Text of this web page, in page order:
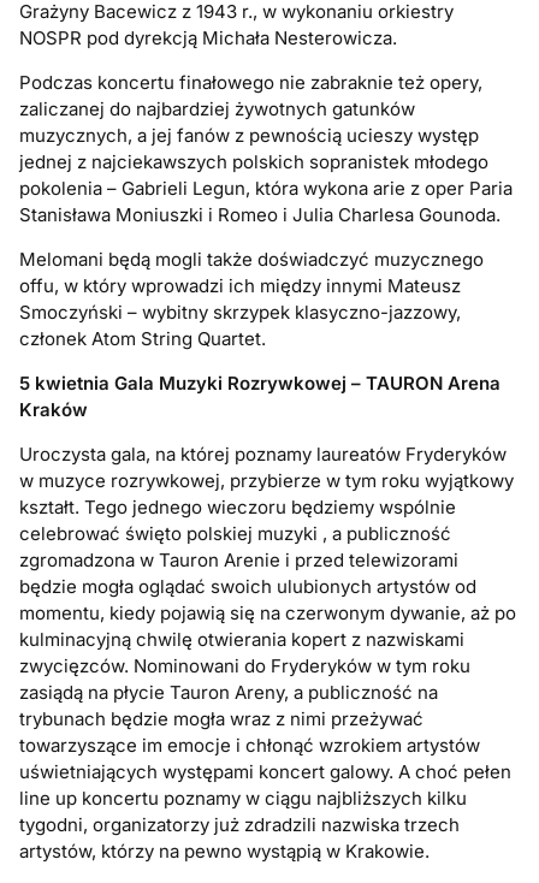
Grażyny Bacewicz z 1943 r., w wykonaniu orkiestry
NOSPR pod dyrekcją Michała Nesterowicza.
Podczas koncertu finałowego nie zabraknie też opery,
zaliczanej do najbardziej żywotnych gatunków
muzycznych, a jej fanów z pewnością ucieszy występ
jednej z najciekawszych polskich sopranistek młodego
pokolenia – Gabrieli Legun, która wykona arie z oper Paria
Stanisława Moniuszki i Romeo i Julia Charlesa Gounoda.
Melomani będą mogli także doświadczyć muzycznego
offu, w który wprowadzi ich między innymi Mateusz
Smoczyński – wybitny skrzypek klasyczno-jazzowy,
członek Atom String Quartet.
5 kwietnia Gala Muzyki Rozrywkowej – TAURON Arena
Kraków
Uroczysta gala, na której poznamy laureatów Fryderyków
w muzyce rozrywkowej, przybierze w tym roku wyjątkowy
kształt. Tego jednego wieczoru będziemy wspólnie
celebrować święto polskiej muzyki , a publiczność
zgromadzona w Tauron Arenie i przed telewizorami
będzie mogła oglądać swoich ulubionych artystów od
momentu, kiedy pojawią się na czerwonym dywanie, aż po
kulminacyjną chwilę otwierania kopert z nazwiskami
zwycięzców. Nominowani do Fryderyków w tym roku
zasiądą na płycie Tauron Areny, a publiczność na
trybunach będzie mogła wraz z nimi przeżywać
towarzyszące im emocje i chłonąć wzrokiem artystów
uświetniających występami koncert galowy. A choć pełen
line up koncertu poznamy w ciągu najbliższych kilku
tygodni, organizatorzy już zdradzili nazwiska trzech
artystów, którzy na pewno wystąpią w Krakowie.